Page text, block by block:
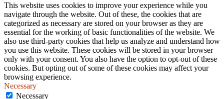
This website uses cookies to improve your experience while you
navigate through the website. Out of these, the cookies that are
categorized as necessary are stored on your browser as they are
essential for the working of basic functionalities of the website. We
also use third-party cookies that help us analyze and understand how
you use this website. These cookies will be stored in your browser
only with your consent. You also have the option to opt-out of these
cookies. But opting out of some of these cookies may affect your
browsing experience.
Necessary
Necessary